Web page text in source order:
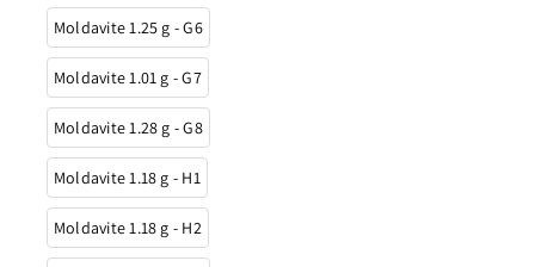
Moldavite 1.25 g - G6
Moldavite 1.01 g - G7
Moldavite 1.28 g - G8
Moldavite 1.18 g - H1
Moldavite 1.18 g - H2